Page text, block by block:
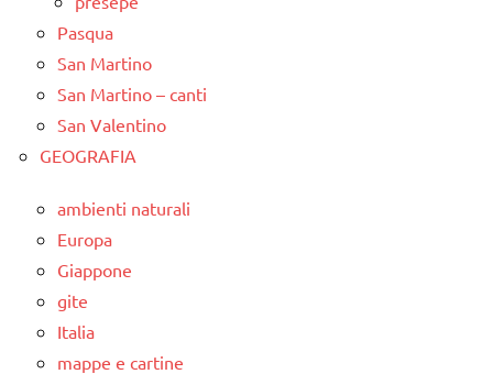
Pasqua
San Martino
San Martino – canti
San Valentino
GEOGRAFIA
ambienti naturali
Europa
Giappone
gite
Italia
mappe e cartine